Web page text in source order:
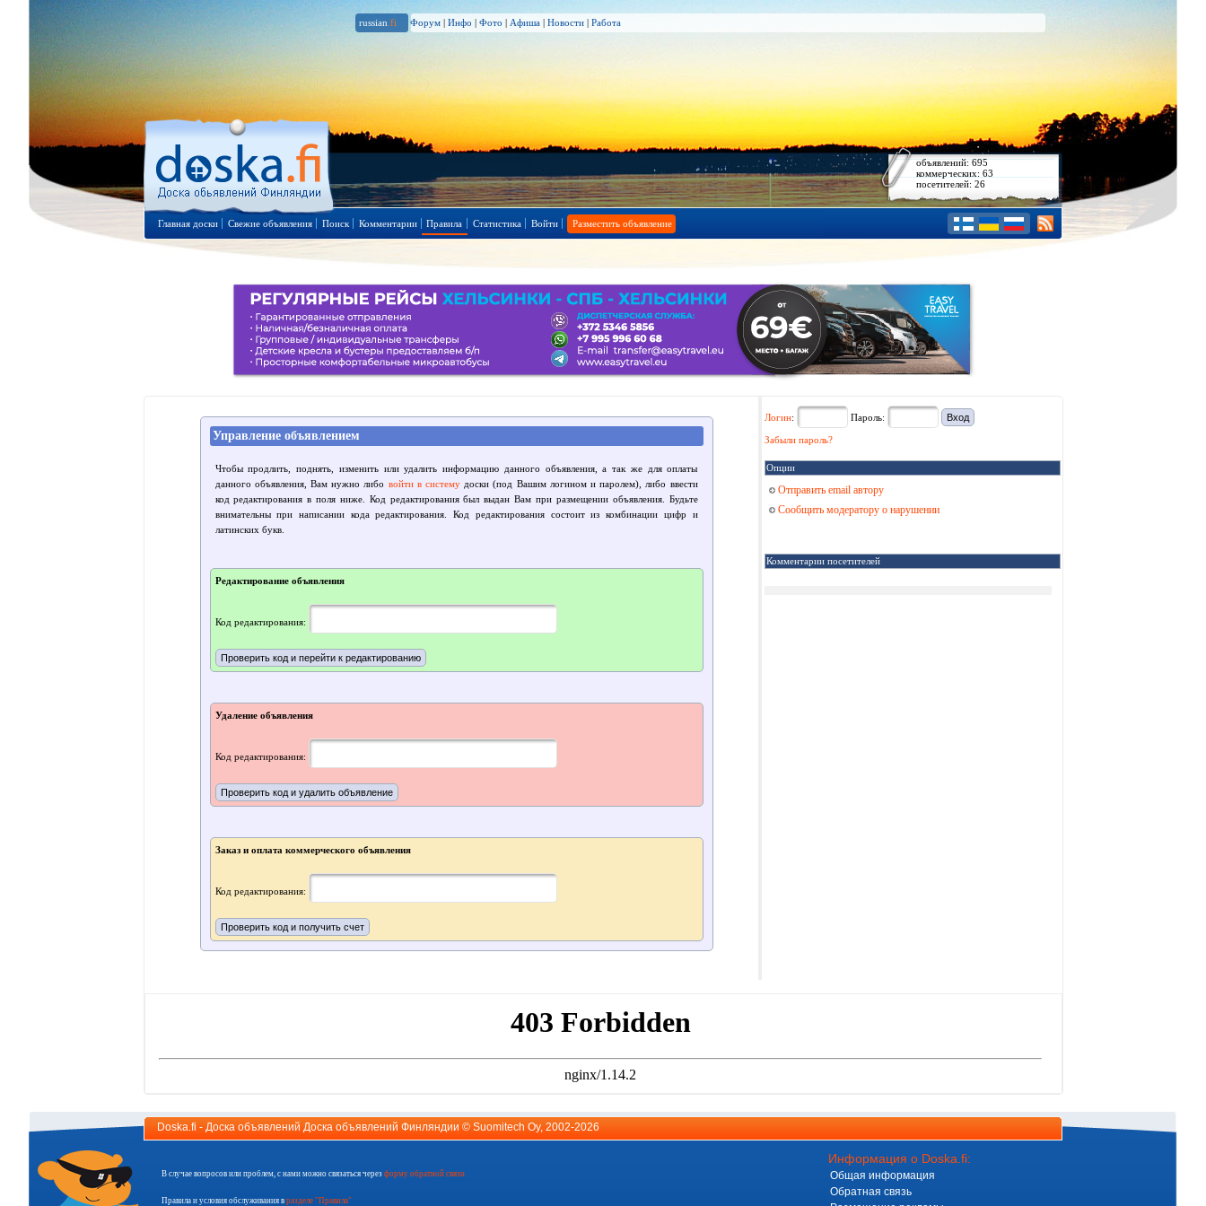
russian .fi Форум | Инфо | Фото | Афиша | Новости | Работа
объявлений: 695
коммерческих: 63
посетителей: 26
Главная доски Свежие объявления Поиск Комментарии Правила Статистика Войти Разместить объявление
Управление объявлением
Чтобы продлить, поднять, изменить или удалить информацию данного объявления, а так же для оплаты
данного объявления, Вам нужно либо войти в системудоски (под Вашим логином и паролем), либо ввести
код редактирования в поля ниже. Код редактирования был выдан Вам при размещении объявления. Будьте
внимательны при написании кода редактирования. Код редактирования состоит из комбинации цифр и
латинских букв.
Редактирование объявления
Код редактирования:
Удаление объявления
Код редактирования:
Заказ и оплата коммерческого объявления
Код редактирования:
Логин: Пароль:
Забыли пароль?
Опции
Отправить email автору
Сообщить модератору о нарушении
Комментарии посетителей
Doska.fi - Доска объявлений Доска объявлений Финляндии © Suomitech Oy, 2002-2026
В случае вопросов или проблем, с нами можно связаться через форму обратной связи
Правила и условия обслуживания в разделе "Правила"
Информация о Doska.fi:
Общая информация
Обратная связь